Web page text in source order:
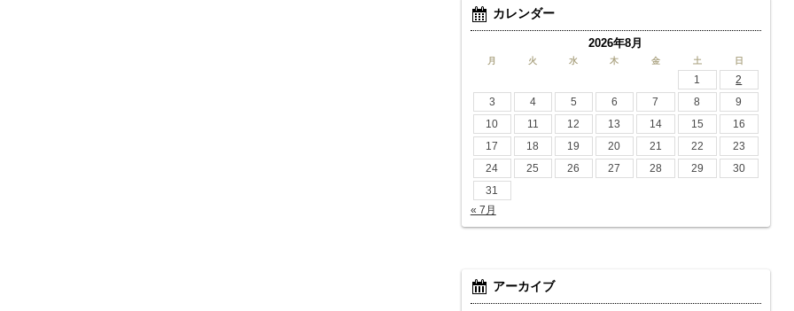
カレンダー
2026年8月
月 火 水 木 金 土 日
1
2
3
4 5 6 7 8
9
10
11 12 13 14 15
16
17
18 19 20 21 22
23
24
25 26 27 28 29
30
31
« 7月
アーカイブ